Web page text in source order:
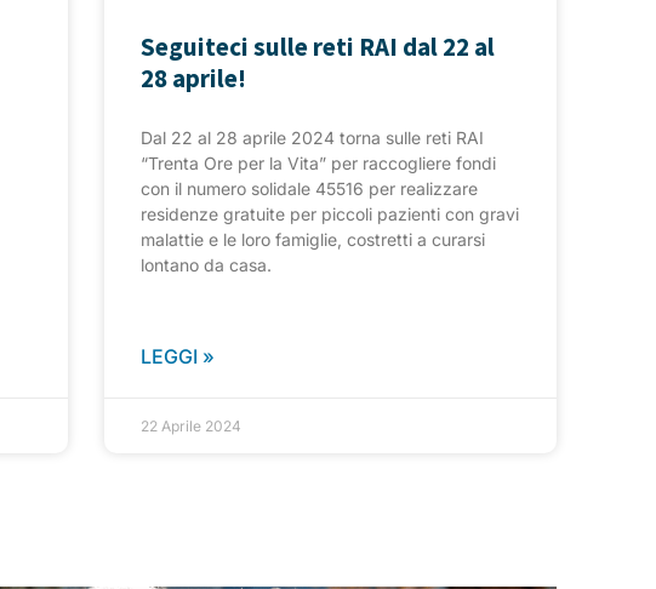
Seguiteci sulle reti RAI dal 22 al
28 aprile!
Dal 22 al 28 aprile 2024 torna sulle reti RAI
“Trenta Ore per la Vita” per raccogliere fondi
con il numero solidale 45516 per realizzare
residenze gratuite per piccoli pazienti con gravi
malattie e le loro famiglie, costretti a curarsi
lontano da casa.
LEGGI »
22 Aprile 2024